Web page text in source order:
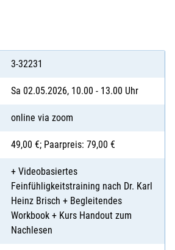
3-32231
Sa 02.05.2026, 10.00 - 13.00 Uhr
online via zoom
49,00 €; Paarpreis: 79,00 €
+ Videobasiertes
Feinfühligkeitstraining nach Dr. Karl
Heinz Brisch + Begleitendes
Workbook + Kurs Handout zum
Nachlesen